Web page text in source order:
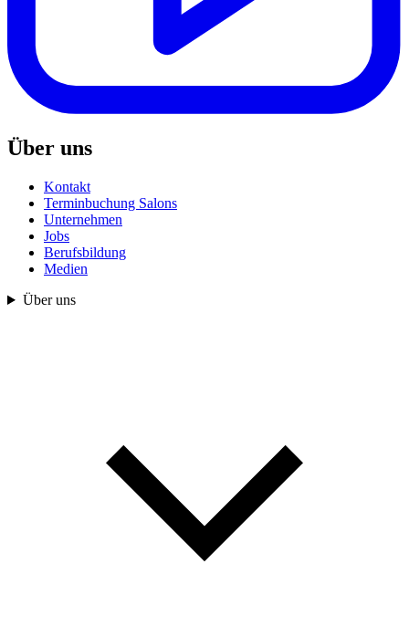
Über uns
Kontakt
Terminbuchung Salons
Unternehmen
Jobs
Berufsbildung
Medien
Über uns